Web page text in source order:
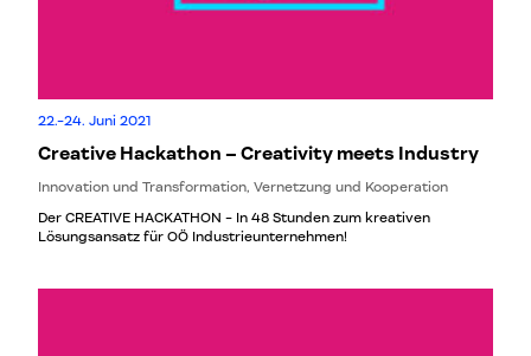
22.-24. Juni 2021
Creative Hackathon – Creativity meets Industry
Innovation und Transformation, Vernetzung und Kooperation
Der CREATIVE HACKATHON - In 48 Stunden zum kreativen
Lösungsansatz für OÖ Industrieunternehmen!